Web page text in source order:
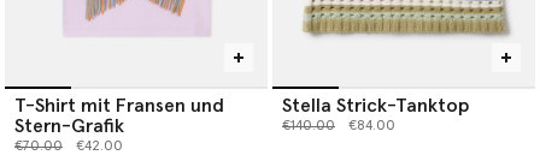
T-Shirt mit Fransen und
Stern-Grafik
Preis reduziert von
€70.00bis€42.00
Stella Strick-Tanktop
Preis reduziert von
€140.00bis€84.00